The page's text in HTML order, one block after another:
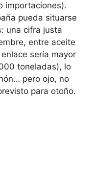
importaciones).
pueda situarse
una cifra justa
entre aceite
sería mayor
toneladas), lo
pero ojo, no
para otoño.